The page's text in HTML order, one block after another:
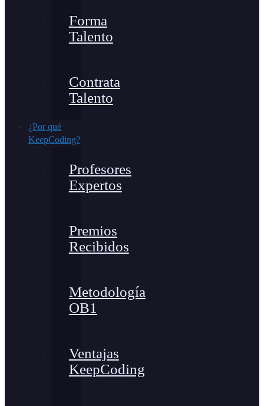
Forma
Talento
Contrata
Talento
¿Por qué
KeepCoding?
Profesores
Expertos
Premios
Recibidos
Metodología
OB1
Ventajas
KeepCoding